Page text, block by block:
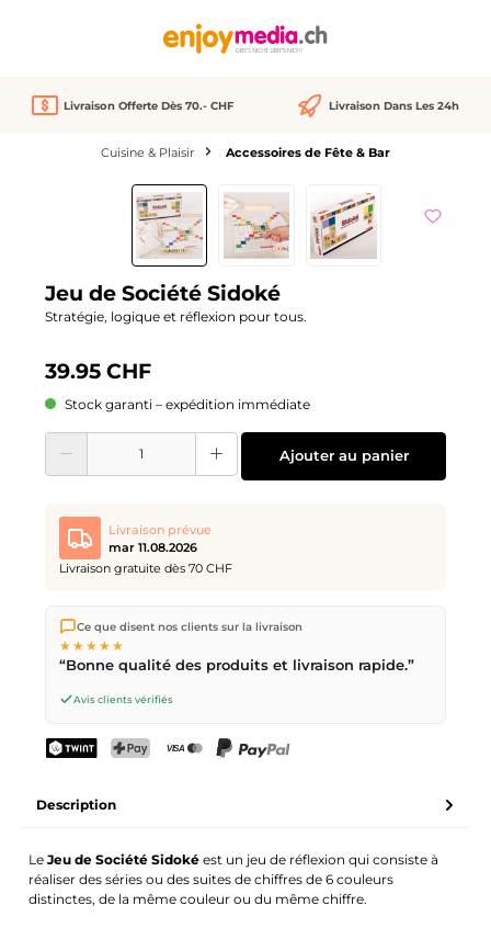
Livraison Offerte Dès 70.- CHF Livraison Dans Les 24h
Cuisine & Plaisir Accessoires de Fête & Bar
Ignorer la galerie d'images
Jeu de Société Sidoké
Stratégie, logique et réflexion pour tous.
39.95 CHF
Stock garanti – expédition immédiate
Quantité de produit : Entrez la quantité souhaitée ou utilisez les boutons
Ajouter au panier
Livraison prévue
mar 11.08.2026
Livraison gratuite dès 70 CHF
Nous expédions directement depuis notre entrepôt à Kriens,
en Suisse.Livraison gratuitedèsCHF 70
passées avant
livraison leprochain jour ouvrable par la Poste Suisse.
Ce que disent nos clients sur la livraison
★★★★★
“Bonne qualité des produits et livraison rapide.”
Avis clients vérifiés
Description
LeJeu de Société Sidoké est un jeu de réflexion qui consiste à
réaliser des séries ou des suites de chiffres de 6 couleurs
distinctes, de la même couleur ou du même chiffre.